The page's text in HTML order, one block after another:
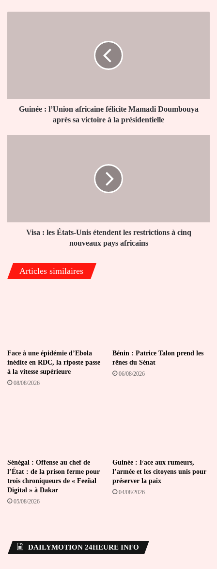
sa
victoireGuinée : l’Union africaine félicite Mamadi Doumbouya
après sa victoire à la présidentielle
à
africains
Visa : les États-Unis étendent les restrictions à cinq
nouveaux pays africains
Articles similaires
Face à une épidémie d’Ebola
inédite en RDC, la riposte passe
à la vitesse supérieure
08/08/2026
Bénin : Patrice Talon prend les
rênes du Sénat
06/08/2026
Sénégal : Offense au chef de
l’État : de la prison ferme pour
trois chroniqueurs de « Feeñal
Digital » à Dakar
05/08/2026
Guinée : Face aux rumeurs,
l’armée et les citoyens unis pour
préserver la paix
04/08/2026
DAILYMOTION 24HEURE INFO